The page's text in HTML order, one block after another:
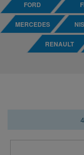
FORD
MERCEDES
RENAULT